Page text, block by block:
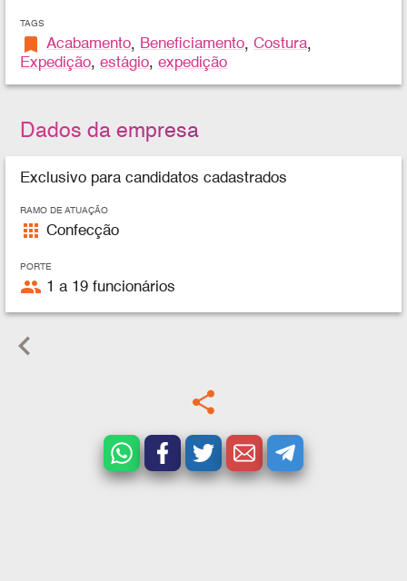
TAGS
bookmark Acabamento, Beneficiamento,Costura,
Expedição,estágio,expedição
Dados da empresa
Exclusivo para candidatos cadastrados
RAMO DE ATUAÇÃO
apps Confecção
PORTE
people 1 a 19 funcionários
keyboard_arrow_left
share